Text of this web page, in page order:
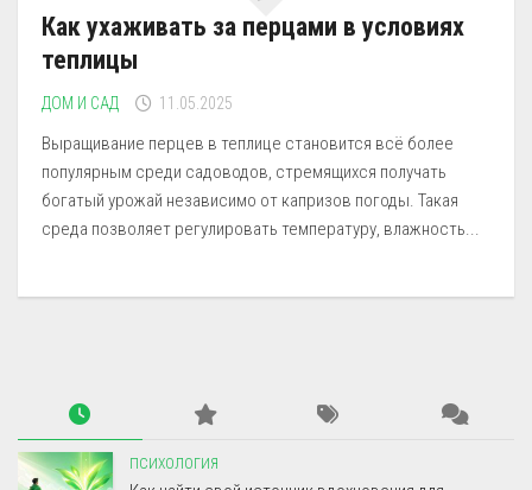
Как ухаживать за перцами в условиях
теплицы
ДОМ И САД 11.05.2025
Выращивание перцев в теплице становится всё более
популярным среди садоводов, стремящихся получать
богатый урожай независимо от капризов погоды. Такая
среда позволяет регулировать температуру, влажность...
ПСИХОЛОГИЯ